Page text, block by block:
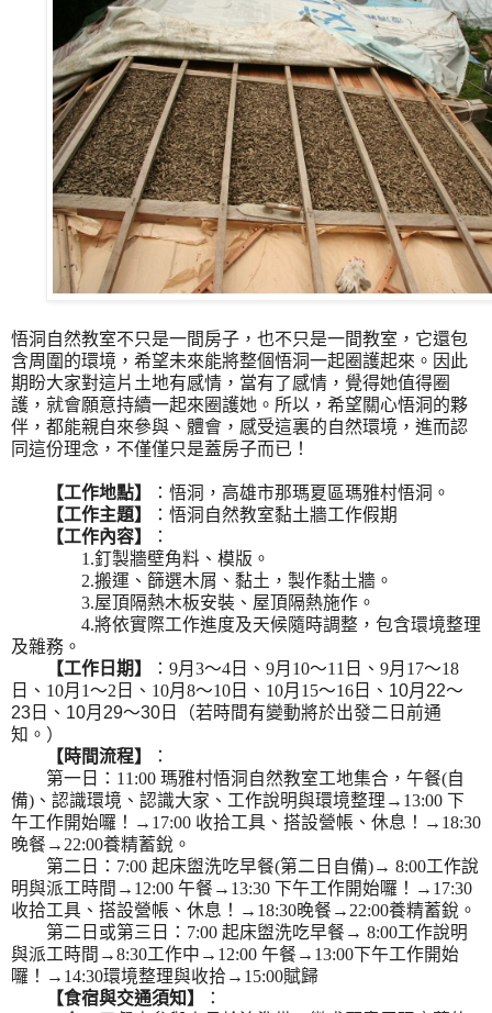
悟洞自然教室不只是一間房子，也不只是一間教室，它還包
含周圍的環境，希望未來能將整個悟洞一起圈護起來。因此
期盼大家對這片土地有感情，當有了感情，覺得她值得圈
護，就會願意持續一起來圈護她。所以，希望關心悟洞的夥
伴，都能親自來參與、體會，感受這裏的自然環境，進而認
同這份理念，不僅僅只是蓋房子而已！
【工作地點】
：悟洞，高雄市那瑪夏區瑪雅村悟洞。
【工作主題】
：悟洞自然教室黏土牆工作假期
【工作內容】
：
1.釘製牆壁角料、模版。
2.搬運、篩選木屑、黏土，製作黏土牆。
3.屋頂隔熱木板安裝、屋頂隔熱施作。
4.將依實際工作進度及天候隨時調整，包含環境整理
及雜務。
【工作日期】
：9月3～4日、9月10～11日、9月17～18
日、10月1～2日、10月8～10日、10月15～16日 、10月22～
23日、10月29～30日
（若時間有變動將於出發二日前通
知。）
【時間流程】
：
第一日：11:00 瑪雅村悟洞自然教室工地集合，午餐(自
備)、認識環境、認識大家、工作說明與環境整理→13:00 下
午工作開始囉！→17:00 收拾工具、搭設營帳、休息！→18:30
晚餐→22:00養精蓄銳。
第二日：7:00 起床盥洗吃早餐(第二日自備)→ 8:00工作說
明與派工時間→12:00 午餐→13:30 下午工作開始囉！→17:30
收拾工具、搭設營帳、休息！→18:30晚餐→22:00養精蓄銳。
第二日或第三日：7:00 起床盥洗吃早餐→ 8:00工作說明
與派工時間→8:30工作中→12:00 午餐→13:00下午工作開始
囉！→14:30環境整理與收拾→15:00賦歸
【食宿與交通須知】
：